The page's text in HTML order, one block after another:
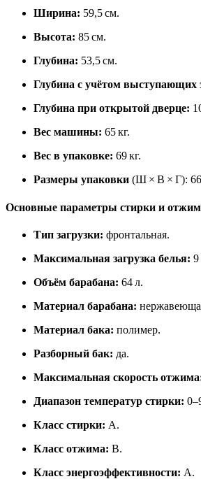
Ширина: 59,5 см.
Высота: 85 см.
Глубина: 53,5 см.
Глубина с учётом выступающих
Глубина при открытой дверце:
Вес машины: 65 кг.
Вес в упаковке: 69 кг.
Размеры упаковки (Ш × В × Г): 66
Основные параметры стирки и
Тип загрузки: фронтальная.
Максимальная загрузка белья: 9
Объём барабана: 64 л.
Материал барабана:
Материал бака: полимер.
Разборный бак: да.
Максимальная скорость
Диапазон температур стирки:
Класс стирки: A.
Класс отжима: B.
Класс энергоэффективности: A.